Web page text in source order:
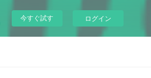
今すぐ試す ログイン